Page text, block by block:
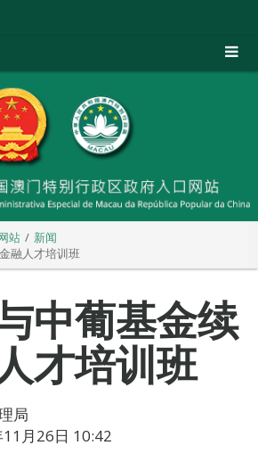
站
新闻
融人才培训班
中葡基金续
才培训班
局
月26日 10:42